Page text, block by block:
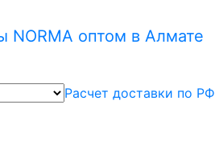
NORMA оптом в Алмате
Расчет доставки по РФ